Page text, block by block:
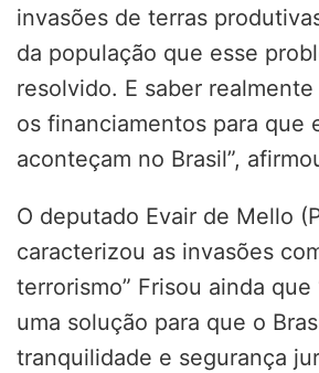
invasões de terras
da população que esse
resolvido. E saber
os financiamentos para que
aconteçam no Brasil”,
O deputado Evair de Mello
caracterizou as invasões
terrorismo” Frisou ainda que
uma solução para que o
tranquilidade e segurança